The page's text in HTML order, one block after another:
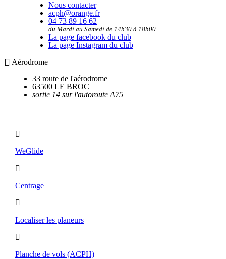
Nous contacter
acph@orange.fr
04 73 89 16 62
du Mardi au Samedi de 14h30 à 18h00
La page facebook du club
La page Instagram du club
Aérodrome
33 route de l'aérodrome
63500 LE BROC
sortie 14 sur l'autoroute A75
WeGlide
Centrage
Localiser les planeurs
Planche de vols (ACPH)